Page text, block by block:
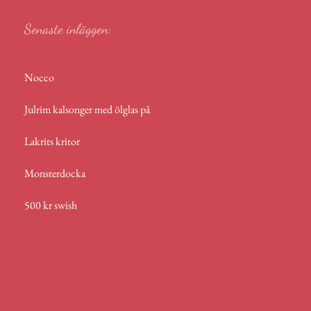
Senaste inläggen:
Nocco
Julrim kalsonger med ölglas på
Lakrits kritor
Monsterdocka
500 kr swish